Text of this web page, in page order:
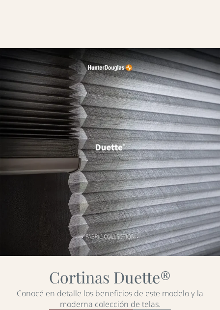
Cortinas Duette®
Conocé en detalle los beneficios de este modelo y la
moderna colección de telas.